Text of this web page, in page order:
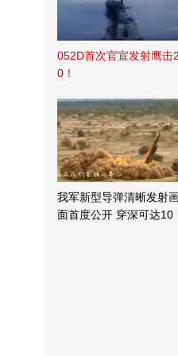
052D首次官宣发射鹰击2
0！
我军新型导弹清晰发射
面首度公开 穿深可达10